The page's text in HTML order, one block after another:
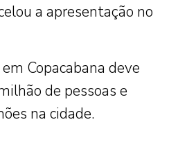
a apresentação no
Copacabana deve
de pessoas e
na cidade.